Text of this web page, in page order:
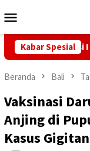
ke
Mobile
Kabar Spesial
Tegaskan Tak
Beranda Bali
Vaksinasi
Anjing di
Kasus